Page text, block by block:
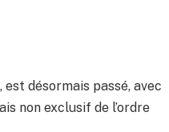
désormais passé, avec
non exclusif de l’ordre